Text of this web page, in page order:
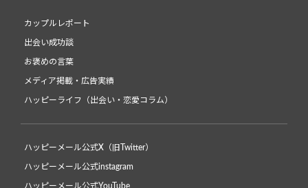
カップルレポート
出会い成功談
お褒めの言葉
メディア掲載・広告実績
ハッピーライフ（出会い・恋愛コラム）
ハッピーメール公式X（旧Twitter）
ハッピーメール公式instagram
ハッピーメール公式YouTube